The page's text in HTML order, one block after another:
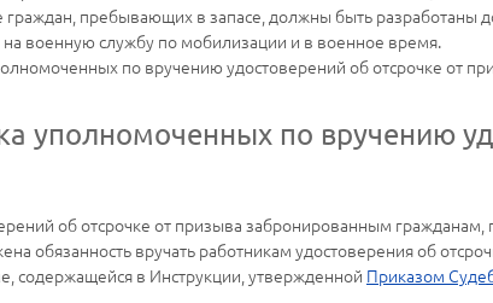
пребывающих в запасе, должны быть разработаны
военную службу по мобилизации и в военное время.
по вручению удостоверений об отсрочке от
уполномоченных по вручению
об отсрочке от призыва забронированным
обязанность вручать работникам удостоверения об
содержащейся в Инструкции, утвержденной Приказом